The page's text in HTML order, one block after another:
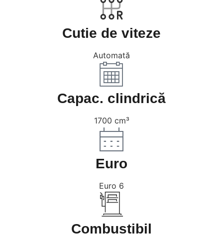
Cutie de viteze
Automată
Capac. clindrică
1700 cm³
Euro
Euro 6
Combustibil